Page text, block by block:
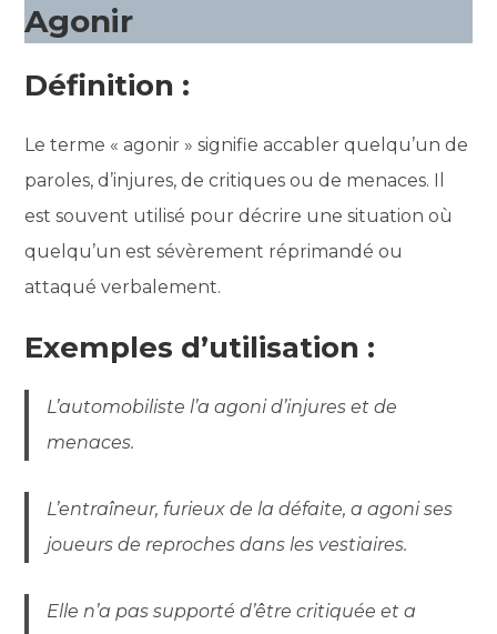
Agonir
Définition :
Le terme « agonir » signifie accabler quelqu’un de
paroles, d’injures, de critiques ou de menaces. Il
est souvent utilisé pour décrire une situation où
quelqu’un est sévèrement réprimandé ou
attaqué verbalement.
Exemples d’utilisation :
L’automobiliste l’a agoni d’injures et de
menaces.
L’entraîneur, furieux de la défaite, a agoni ses
joueurs de reproches dans les vestiaires.
Elle n’a pas supporté d’être critiquée et a